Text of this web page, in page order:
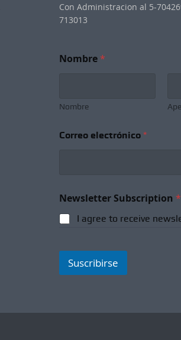
Con Administracion al 5-
713013
Nombre*
Nombre
Correo electrónico *
u
b
s
n
Newsletter Subscription *
I agree to receive
Suscribirse